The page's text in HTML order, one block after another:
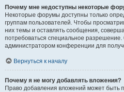
Почему мне недоступны некоторые
Некоторые форумы доступны только
группам пользователей. Чтобы
них темы и оставлять сообщения,
потребоваться специальное
администратором конференции для
Вернуться к началу
Почему я не могу добавлять вложения?
Право добавления вложений может быть